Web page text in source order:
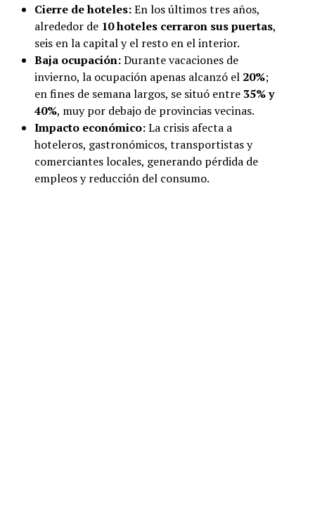
Cierre de hoteles:En los últimos tres años,
alrededor de 10 hoteles cerraron sus puertas,
seis en la capital y el resto en el interior.
Baja ocupación:Durante vacaciones de
invierno, la ocupación apenas alcanzó el 20%;
en fines de semana largos, se situó entre 35% y
40%, muy por debajo de provincias vecinas.
Impacto económico:La crisis afecta a
hoteleros, gastronómicos, transportistas y
comerciantes locales, generando pérdida de
empleos y reducción del consumo.